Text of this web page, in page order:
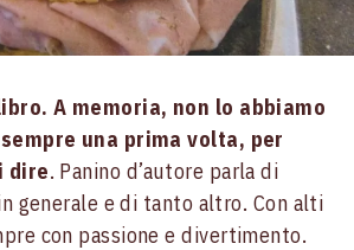
A memoria, non lo abbiamo
una prima volta, per
dire. Panino d’autore parla di
generale e di tanto altro. Con alti
con passione e divertimento.